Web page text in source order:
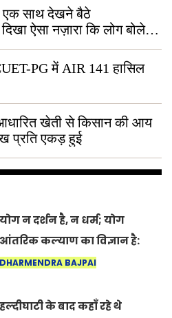
एक साथ देखने बैठे
ऐसा नज़ारा कि लोग बोले,
सकते हैं”
PG में AIR 141 हासिल
आधारित खेती से किसान की आय
प्रति एकड़ हुई
योग न दर्शन है, न धर्म; योग
आंतरिक कल्याण का विज्ञान है:
अंतरराष्ट्रीय योग दिवस 2026 पर
DHARMENDRA BAJPAI
हल्दीघाटी के बाद कहाँ रहे थे